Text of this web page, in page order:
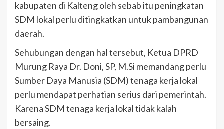
kabupaten di Kalteng oleh sebab itu peningkatan
SDM lokal perlu ditingkatkan untuk pambangunan
daerah.
Sehubungan dengan hal tersebut, Ketua DPRD
Murung Raya Dr. Doni, SP, M.Si memandang perlu
Sumber Daya Manusia (SDM) tenaga kerja lokal
perlu mendapat perhatian serius dari pemerintah.
Karena SDM tenaga kerja lokal tidak kalah
bersaing.